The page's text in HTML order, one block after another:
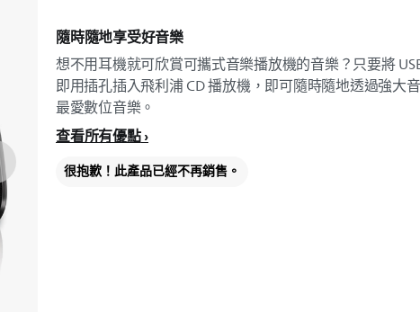
隨時隨地享受好音樂
想不用耳機就可欣賞可攜式音樂播放機的音樂？只要將
即用插孔插入飛利浦 CD 播放機，即可隨時隨地透過強大
最愛數位音樂。
查看所有優點
很抱歉！此產品已經不再銷售。